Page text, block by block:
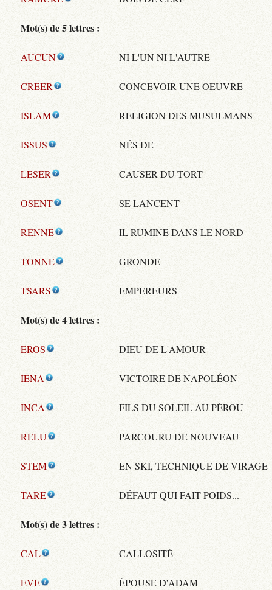
Mot(s) de 5 lettres :
AUCUN NI L'UN NI L'AUTRE
CREER CONCEVOIR UNE OEUVRE
ISLAM RELIGION DES MUSULMANS
ISSUS NÉS DE
LESER CAUSER DU TORT
OSENT SE LANCENT
RENNE IL RUMINE DANS LE NORD
TONNE GRONDE
TSARS EMPEREURS
Mot(s) de 4 lettres :
EROS DIEU DE L'AMOUR
IENA VICTOIRE DE NAPOLÉON
INCA FILS DU SOLEIL AU PÉROU
RELU PARCOURU DE NOUVEAU
STEM EN SKI, TECHNIQUE DE VIRAGE
TARE DÉFAUT QUI FAIT POIDS...
Mot(s) de 3 lettres :
CAL CALLOSITÉ
EVE ÉPOUSE D'ADAM